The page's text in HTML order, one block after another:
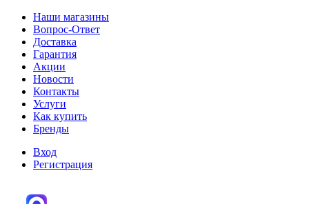
Наши магазины
Вопрос-Ответ
Доставка
Гарантия
Акции
Новости
Контакты
Услуги
Как купить
Бренды
Вход
Регистрация